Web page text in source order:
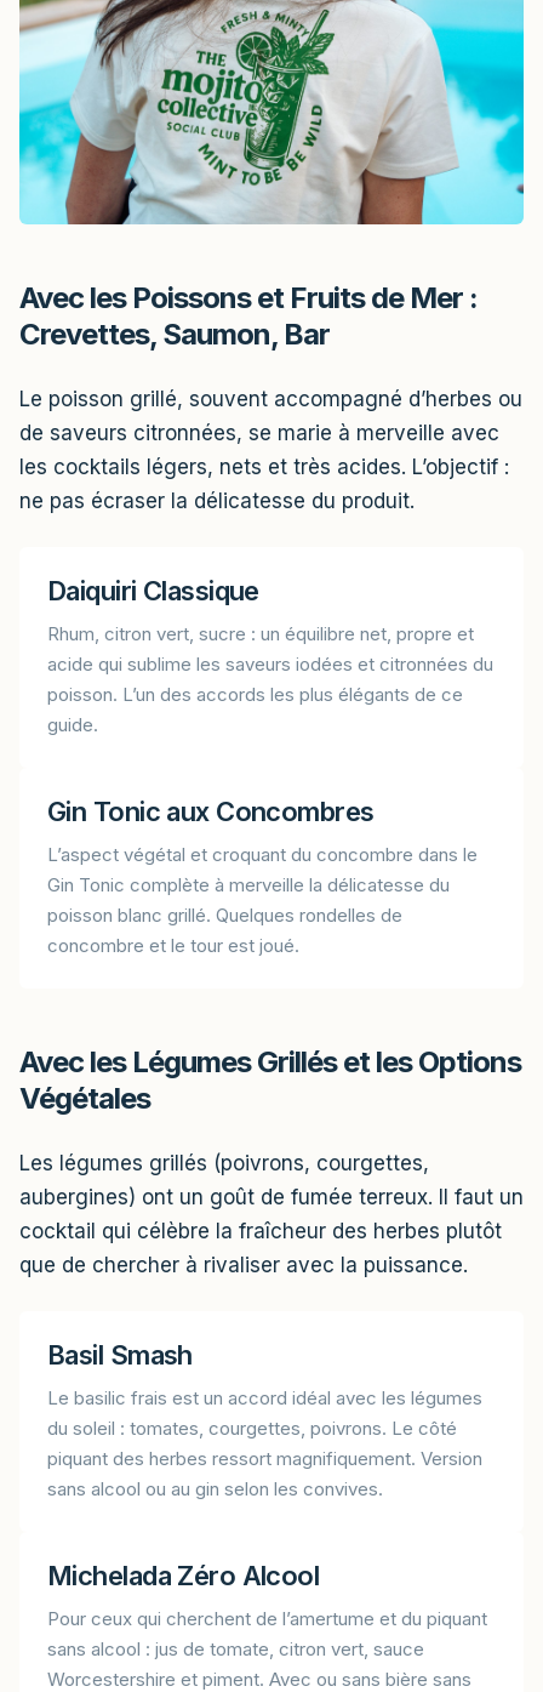
Avec les Poissons et Fruits de Mer :
Crevettes, Saumon, Bar
Le poisson grillé, souvent accompagné d’herbes ou
de saveurs citronnées, se marie à merveille avec
les cocktails légers, nets et très acides. L’objectif :
ne pas écraser la délicatesse du produit.
Daiquiri Classique
Rhum, citron vert, sucre : un équilibre net, propre et
acide qui sublime les saveurs iodées et citronnées du
poisson. L’un des accords les plus élégants de ce
guide.
Gin Tonic aux Concombres
L’aspect végétal et croquant du concombre dans le
Gin Tonic complète à merveille la délicatesse du
poisson blanc grillé. Quelques rondelles de
concombre et le tour est joué.
Avec les Légumes Grillés et les Options
Végétales
Les légumes grillés (poivrons, courgettes,
aubergines) ont un goût de fumée terreux. Il faut un
cocktail qui célèbre la fraîcheur des herbes plutôt
que de chercher à rivaliser avec la puissance.
Basil Smash
Le basilic frais est un accord idéal avec les légumes
du soleil : tomates, courgettes, poivrons. Le côté
piquant des herbes ressort magnifiquement. Version
sans alcool ou au gin selon les convives.
Michelada Zéro Alcool
Pour ceux qui cherchent de l’amertume et du piquant
sans alcool : jus de tomate, citron vert, sauce
Worcestershire et piment. Avec ou sans bière sans